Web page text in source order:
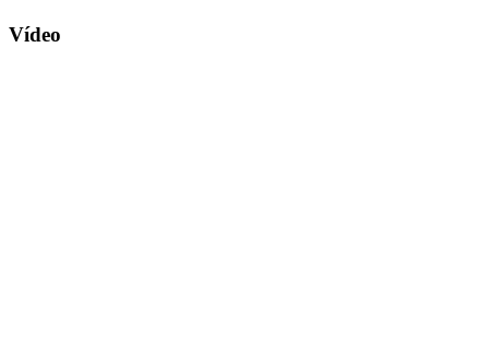
Vídeo